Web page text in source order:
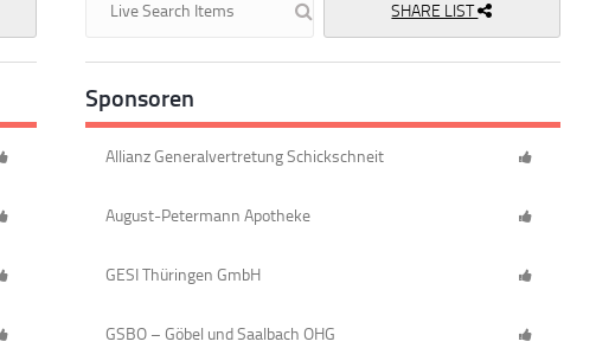
SHARE LIST
Sponsoren
Allianz Generalvertretung Schickschneit
August-Petermann Apotheke
GESI Thüringen GmbH
GSBO – Göbel und Saalbach OHG